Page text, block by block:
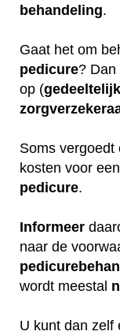
behandeling.
Gaat het om
pedicure? Dan
op (
Soms vergoedt
kosten voor een
pedicure.
Informeer
naar de
wordt meestal
U kunt dan zelf